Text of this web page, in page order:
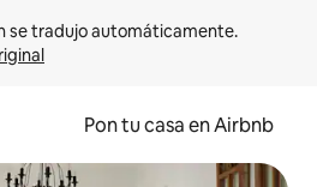
Pon tu casa en Airbnb